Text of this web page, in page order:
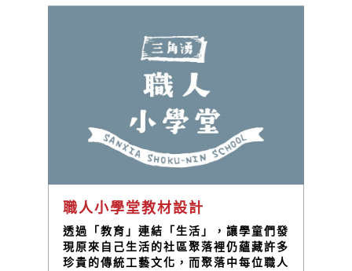
職人小學堂教材設計
透過「教育」連結「生活」，讓學童們發
現原來自己生活的社區聚落裡仍蘊藏許多
珍貴的傳統工藝文化，而聚落中每位職人